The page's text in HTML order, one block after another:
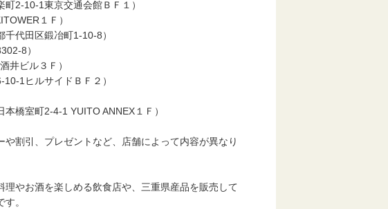
1東京交通会館ＢＦ１）
１Ｆ）
田区鍛冶町1-10-8）
8）
ビル３Ｆ）
ヒルサイドＢＦ２）
町2-4-1 YUITO ANNEX１Ｆ）
割引、プレゼントなど、店舗によって内容が異なり
やお酒を楽しめる飲食店や、三重県産品を販売して
。